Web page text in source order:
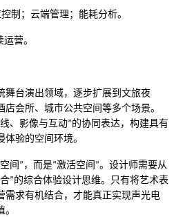
制；云端管理；能耗分析。
营。
舞台演出领域，逐步扩展到文旅夜
会所、城市公共空间等多个场景。
、影像与互动”的协同表达，构建具有
验的空间环境。
间 ” ，而是“激活空间 ”。设计师需要从
”的综合体验设计思维。只有将艺术表
需求有机结合，才能真正实现声光电